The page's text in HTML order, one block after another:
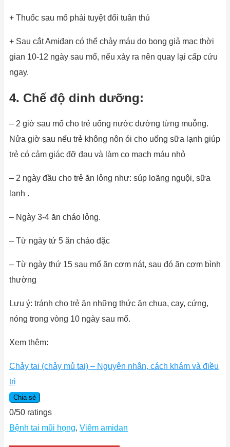
+ Thuốc sau mổ phải tuyệt đối tuân thủ
+ Sau cắt Amiđan có thể chảy máu do bong giả mạc thời
gian 10-12 ngày sau mổ, nếu xảy ra nên quay lại cấp cứu
ngay.
4. Chế độ dinh dưỡng:
– 2 giờ sau mổ cho trẻ uống nước đường từng muỗng.
Nửa giờ sau nếu trẻ không nôn ói cho uống sữa lạnh giúp
trẻ có cảm giác đỡ đau và làm co mạch máu nhỏ
– 2 ngày đầu cho trẻ ăn lỏng như: súp loãng nguội, sữa
lạnh .
– Ngày 3-4 ăn cháo lỏng.
– Từ ngày tứ 5 ăn cháo đặc
– Từ ngày thứ 15 sau mổ ăn cơm nát, sau đó ăn cơm bình
thường
Lưu ý: tránh cho trẻ ăn những thức ăn chua, cay, cứng,
nóng trong vòng 10 ngày sau mổ.
Xem thêm:
Chảy tai (chảy mủ tai) – Nguyên nhân, cách khám và điều
trị
Chia sẻ
0/50 ratings
Bệnh tai mũi họng, Viêm amidan